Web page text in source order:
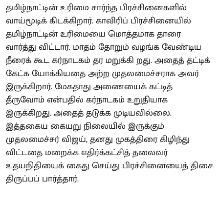
தமிழ்நாட்டின் உரிமை சார்ந்த பிரச்சினைகளில்
வாய்மூடிக் கிடக்கிறார். காவிரிப் பிரச்சினையில்
தமிழ்நாட்டின் உரிமையை மொத்தமாக தாரை
வார்த்து விட்டார். மாதம் தோறும் வழங்க வேண்டிய
நீரைக் கூட கர்நாடகம் தர மறுக்கி றது. அதைத் தட்டிக்
கேட்க யோக்கியதை அற்ற முதலமைச்சராக அவர்
இருக்கிறார். மேகதாது அணையைக் கட்டித்
தீருவோம் என்பதில் கர்நாடகம் உறுதியாக
இருக்கிறது. அதைத் தடுக்க முடியவில்லை.
இத்தகைய கையறு நிலையில் இருக்கும்
முதலமைச்சர் விஜய், தனது முகத்திரை கிழிந்து
விட்டதை மறைக்க எதிர்க்கட்சித் தலைவர்
உதயநிதியைக் கைது செய்து பிரச்சினையைத் திசை
திருப்பப் பார்த்தார்.